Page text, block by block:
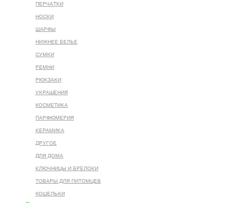
ПЕРЧАТКИ
НОСКИ
ШАРФЫ
НИЖНЕЕ БЕЛЬЕ
СУМКИ
РЕМНИ
РЮКЗАКИ
УКРАШЕНИЯ
КОСМЕТИКА
ПАРФЮМЕРИЯ
КЕРАМИКА
ДРУГОЕ
ДЛЯ ДОМА
КЛЮЧНИЦЫ И БРЕЛОКИ
ТОВАРЫ ДЛЯ ПИТОМЦЕВ
КОШЕЛЬКИ